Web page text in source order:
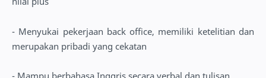
- Menyukai pekerjaan back office, memiliki ketelitian dan
merupakan pribadi yang cekatan